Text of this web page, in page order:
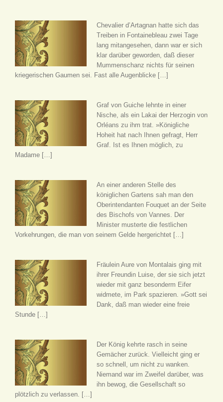
Chevalier d’Artagnan hatte sich das
Treiben in Fontainebleau zwei Tage
lang mitangesehen, dann war er sich
klar darüber geworden, daß dieser
Mummenschanz nichts für seinen
kriegerischen Gaumen sei. Fast alle Augenblicke […]
Graf von Guiche lehnte in einer
Nische, als ein Lakai der Herzogin von
Orléans zu ihm trat. »Königliche
Hoheit hat nach Ihnen gefragt, Herr
Graf. Ist es Ihnen möglich, zu
Madame […]
An einer anderen Stelle des
königlichen Gartens sah man den
Oberintendanten Fouquet an der Seite
des Bischofs von Vannes. Der
Minister musterte die festlichen
Vorkehrungen, die man von seinem Gelde hergerichtet […]
Fräulein Aure von Montalais ging mit
ihrer Freundin Luise, der sie sich jetzt
wieder mit ganz besonderm Eifer
widmete, im Park spazieren. »Gott sei
Dank, daß man wieder eine freie
Stunde […]
Der König kehrte rasch in seine
Gemächer zurück. Vielleicht ging er
so schnell, um nicht zu wanken.
Niemand war im Zweifel darüber, was
ihn bewog, die Gesellschaft so
plötzlich zu verlassen. […]